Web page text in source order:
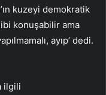
kuzeyi demokratik
konuşabilir ama
ayıp’ dedi.
ilgili